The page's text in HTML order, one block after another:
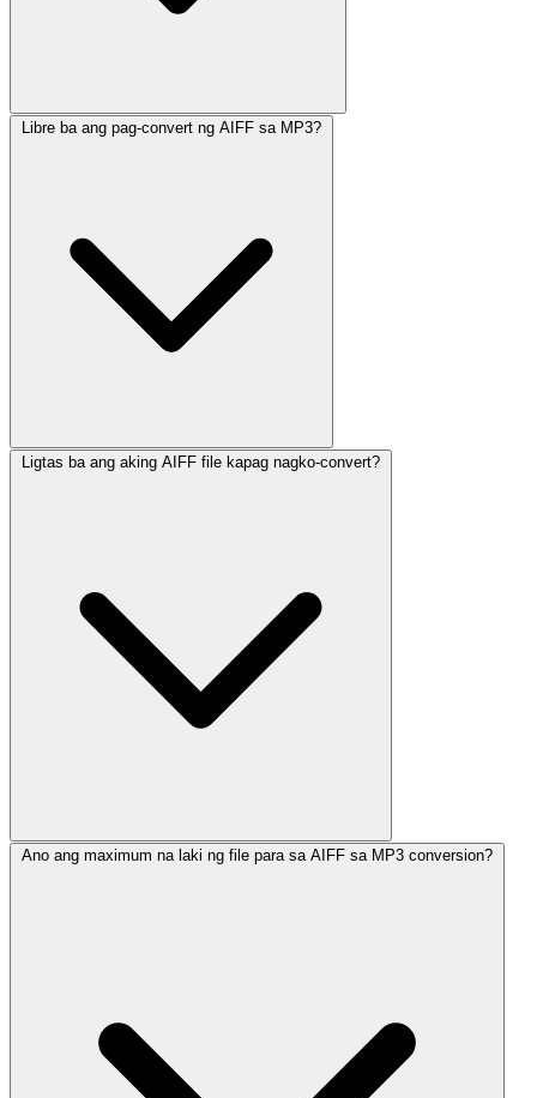
Libre ba ang pag-convert ng AIFF sa MP3?
Ligtas ba ang aking AIFF file kapag nagko-convert?
Ano ang maximum na laki ng file para sa AIFF sa MP3 conversion?